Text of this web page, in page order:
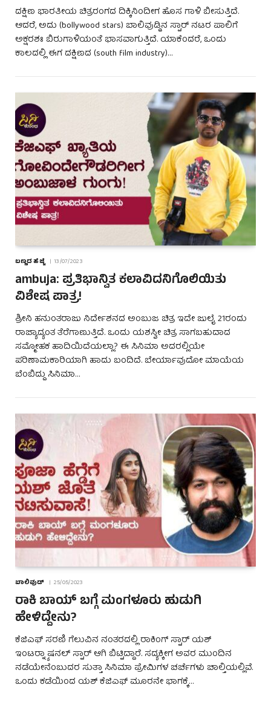
ದಕ್ಷಿಣ ಭಾರತೀಯ ಚಿತ್ರರಂಗದ ದಿಕ್ಕಿನಿಂದೀಗ ಹೊಸ ಗಾಳಿ ಬೀಸುತ್ತಿದೆ.
ಆದರೆ, ಅದು (bollywood stars) ಬಾಲಿವುಡ್ಡಿನ ಸ್ಟಾರ್ ನಟರ ಪಾಲಿಗೆ
ಅಕ್ಷರಶಃ ಬಿರುಗಾಳಿಯಂತೆ ಭಾಸವಾಗುತ್ತಿದೆ. ಯಾಕೆಂದರೆ, ಒಂದು
ಕಾಲದಲ್ಲಿ ಈಗ ದಕ್ಷಿಣದ (south film industry)…
ಬಣ್ಣದ ಹೆಜ್ಜೆ 13/07/2023
ambuja: ಪ್ರತಿಭಾನ್ವಿತ ಕಲಾವಿದನಿಗೊಲಿಯಿತು
ವಿಶೇಷ ಪಾತ್ರ!
ಶ್ರೀನಿ ಹನುಂತರಾಜು ನಿರ್ದೇಶನದ ಅಂಬುಜ ಚಿತ್ರ ಇದೇ ಜುಲೈ 21ರಂದು
ರಾಜ್ಯಾದ್ಯಂತ ತೆರೆಗಾಣುತ್ತಿದೆ. ಒಂದು ಯಶಸ್ವೀ ಚಿತ್ರ ಸಾಗಬಹುದಾದ
ಸಮ್ಮೋಹಕ ಹಾದಿಯಿದೆಯಲ್ಲಾ? ಈ ಸಿನಿಮಾ ಅದರಲ್ಲಿಯೇ
ಪರಿಣಾಮಕಾರಿಯಾಗಿ ಹಾದು ಬಂದಿದೆ. ಬೇರ್ಯಾವುದೋ ಮಾಯೆಯ
ಬೆಂಬಿದ್ದು ಸಿನಿಮಾ…
ಬಾಲಿವುಡ್ 25/05/2023
ರಾಕಿ ಬಾಯ್ ಬಗ್ಗೆ ಮಂಗಳೂರು ಹುಡುಗಿ
ಹೇಳಿದ್ದೇನು?
ಕೆಜಿಎಫ್ ಸರಣಿ ಗೆಲುವಿನ ನಂತರದಲ್ಲಿ ರಾಕಿಂಗ್ ಸ್ಟಾರ್ ಯಶ್
ಇಂಟರ್‍ನ್ಯಾಷನಲ್ ಸ್ಟಾರ್ ಆಗಿ ಬಿಟ್ಟಿದ್ದಾರೆ. ಸದ್ಯಕ್ಕೀಗ ಅವರ ಮುಂದಿನ
ನಡೆಯೇನೆಂಬುದರ ಸುತ್ತಾ ಸಿನಿಮಾ ಪ್ರೇಮಿಗಳ ಚರ್ಚೆಗಳು ಚಾಲ್ತಿಯಲ್ಲಿವೆ.
ಒಂದು ಕಡೆಯಿಂದ ಯಶ್ ಕೆಜಿಎಫ್ ಮೂರನೇ ಭಾಗಕ್ಕೆ…